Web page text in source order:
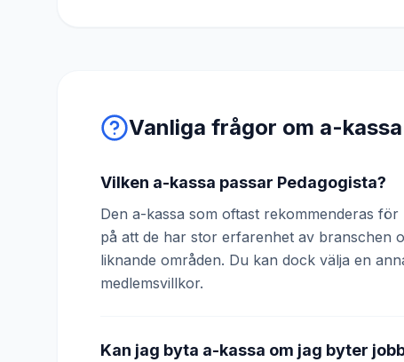
Vanliga frågor om a-
Vilken a-kassa passar Pedagogista?
Den a-kassa som oftast rekommenderas
på att de har stor erfarenhet av branschen
liknande områden. Du kan dock välja en
medlemsvillkor.
Kan jag byta a-kassa om jag byter